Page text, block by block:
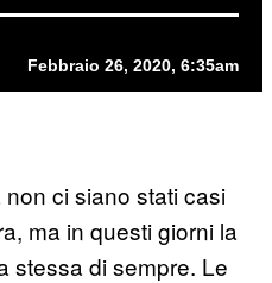
Febbraio 26, 2020, 6:35am
ci siano stati casi
ma in questi giorni la
stessa di sempre. Le